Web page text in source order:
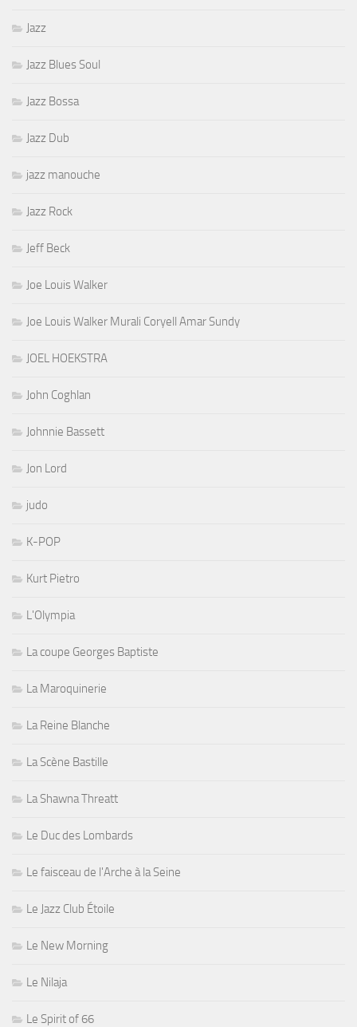
Jazz
Jazz Blues Soul
Jazz Bossa
Jazz Dub
jazz manouche
Jazz Rock
Jeff Beck
Joe Louis Walker
Joe Louis Walker Murali Coryell Amar Sundy
JOEL HOEKSTRA
John Coghlan
Johnnie Bassett
Jon Lord
judo
K-POP
Kurt Pietro
L'Olympia
La coupe Georges Baptiste
La Maroquinerie
La Reine Blanche
La Scène Bastille
La Shawna Threatt
Le Duc des Lombards
Le faisceau de l'Arche à la Seine
Le Jazz Club Étoile
Le New Morning
Le Nilaja
Le Spirit of 66